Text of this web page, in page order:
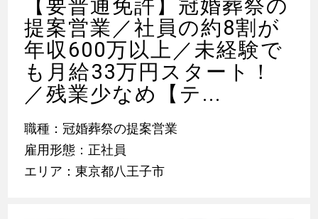
【要普通免許】冠婚葬祭の
提案営業／社員の約8割が
年収600万以上／未経験で
も月給33万円スタート！
／残業少なめ【テ...
職種：冠婚葬祭の提案営業
雇用形態：正社員
エリア：東京都八王子市